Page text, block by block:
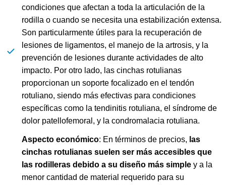
condiciones que afectan a toda la articulación de la
rodilla o cuando se necesita una estabilización extensa.
Son particularmente útiles para la recuperación de
lesiones de ligamentos, el manejo de la artrosis, y la
prevención de lesiones durante actividades de alto
impacto. Por otro lado, las cinchas rotulianas
proporcionan un soporte focalizado en el tendón
rotuliano, siendo más efectivas para condiciones
específicas como la tendinitis rotuliana, el síndrome de
dolor patellofemoral, y la condromalacia rotuliana.
Aspecto económico: En términos de precios, las
cinchas rotulianas suelen ser más accesibles que
las rodilleras debido a su diseño más simple y a la
menor cantidad de material requerido para su